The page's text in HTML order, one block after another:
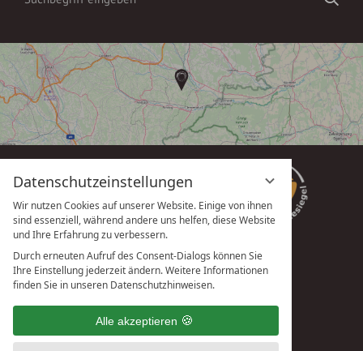
Datenschutzeinstellungen
Wir nutzen Cookies auf unserer Website. Einige von ihnen
sind essenziell, während andere uns helfen, diese Website
und Ihre Erfahrung zu verbessern.
Durch erneuten Aufruf des Consent-Dialogs können Sie
Ihre Einstellung jederzeit ändern. Weitere Informationen
finden Sie in unseren Datenschutzhinweisen.
Alle akzeptieren
vioma GmbH